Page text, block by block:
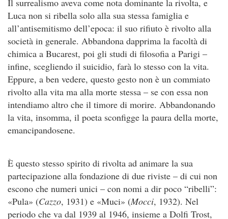
Il surrealismo aveva come nota dominante la rivolta, e
Luca non si ribella solo alla sua stessa famiglia e
all’antisemitismo dell’epoca: il suo rifiuto è rivolto alla
società in generale. Abbandona dapprima la facoltà di
chimica a Bucarest, poi gli studi di filosofia a Parigi –
infine, scegliendo il suicidio, farà lo stesso con la vita.
Eppure, a ben vedere, questo gesto non è un commiato
rivolto alla vita ma alla morte stessa – se con essa non
intendiamo altro che il timore di morire. Abbandonando
la vita, insomma, il poeta sconfigge la paura della morte,
emancipandosene.
È questo stesso spirito di rivolta ad animare la sua
partecipazione alla fondazione di due riviste – di cui non
escono che numeri unici – con nomi a dir poco “ribelli”:
«Pula» (Cazzo, 1931) e «Muci» (Mocci, 1932). Nel
periodo che va dal 1939 al 1946, insieme a Dolfi Trost,